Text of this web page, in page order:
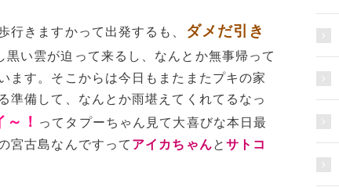
行きますかって出発するも、 ダメだ引き
黒い雲が迫って来るし、なんとか無事帰って
ます。そこからは今日もまたまたプキの家
準備して、なんとか雨堪えてくれてるなっ
！ ってタプーちゃん見て大喜びな本日最
宮古島なんですって アイカちゃんと サトコ